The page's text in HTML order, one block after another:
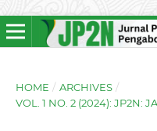
HOME / ARCHIVES /
VOL. 1 NO. 2 (2024): JP2N: